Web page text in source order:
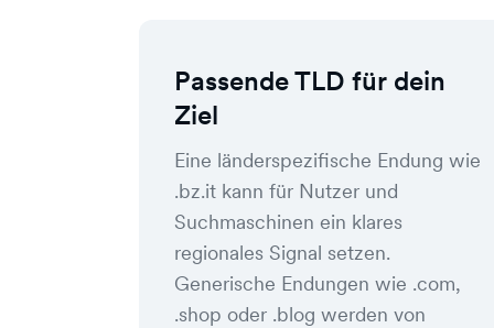
Passende TLD für dein
Ziel
Eine länderspezifische Endung wie
.bz.it kann für Nutzer und
Suchmaschinen ein klares
regionales Signal setzen.
Generische Endungen wie .com,
.shop oder .blog werden von